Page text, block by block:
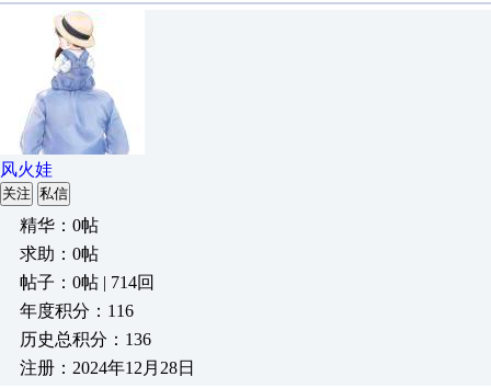
风火娃
关注 私信
精华：0帖
求助：0帖
帖子：0帖 | 714回
年度积分：116
历史总积分：136
注册：2024年12月28日